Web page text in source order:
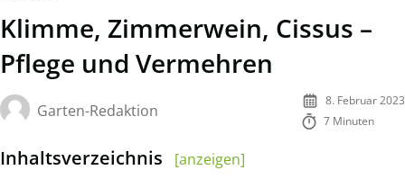
Klimme, Zimmerwein, Cissus –
Pflege und Vermehren
Garten-Redaktion
8. Februar 2023
7 Minuten
Inhaltsverzeichnis
[anzeigen]